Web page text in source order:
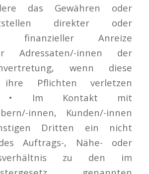
das Gewähren oder
direkter oder
finanzieller Anreize
Adressaten/-innen der
wenn diese
ihre Pflichten verletzen
• Im Kontakt mit
innen, Kunden/-innen
Dritten ein nicht
Auftrags-, Nähe- oder
zu den im